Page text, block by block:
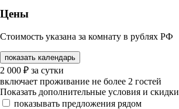
Цены
Стоимость указана за комнату в рублях РФ
показать календарь
2 000 ₽ за сутки
включает проживание не более 2 гостей
Показать дополнительные условия и скидки
показывать предложения рядом